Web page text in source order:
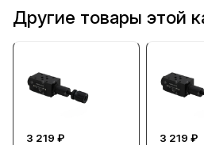
Другие товары этой
3 219 ₽
3 219 ₽